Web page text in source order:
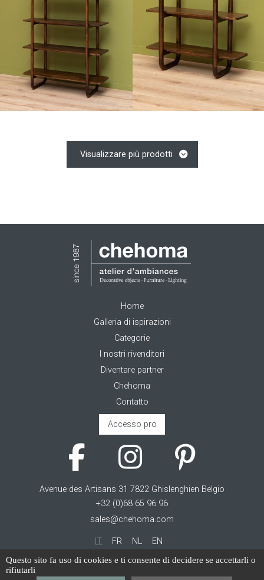
Visualizzare più prodotti
Home
Galleria di ispirazioni
Categorie
I nostri rivenditori
Diventare partner
Chehoma
Contatto
Accesso pro
Avenue des Artisans 31 7822 Ghislenghien Belgio
+32 (0)68 65 96 96
sales@chehoma.com
IT FR NL EN
Cookie management
Questo sito fa uso di cookies e ti consente di decidere se accettarli o
rifiutarli